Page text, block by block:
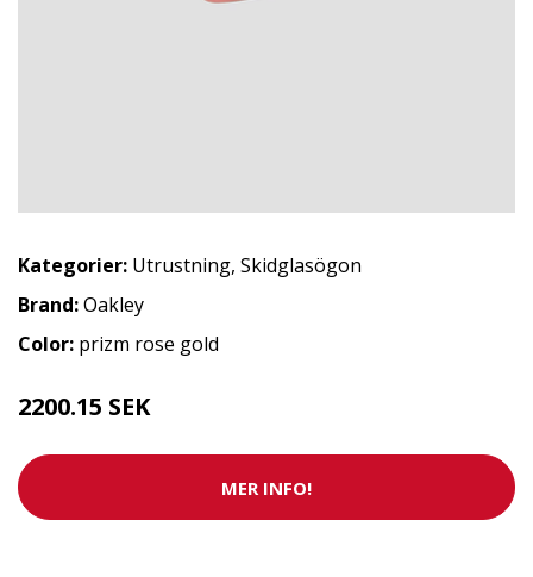
Kategorier: Utrustning, Skidglasögon
Brand:Oakley
Color: prizm rose gold
2200.15 SEK
MER INFO!